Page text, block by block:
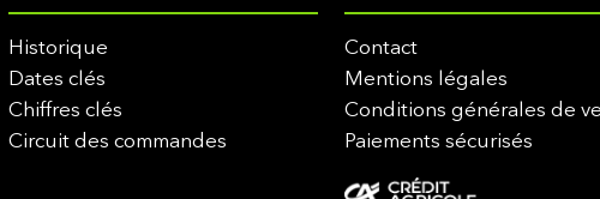
Historique
Dates clés
Chiffres clés
Circuit des commandes
Contact
Mentions légales
Conditions générales de
Paiements sécurisés